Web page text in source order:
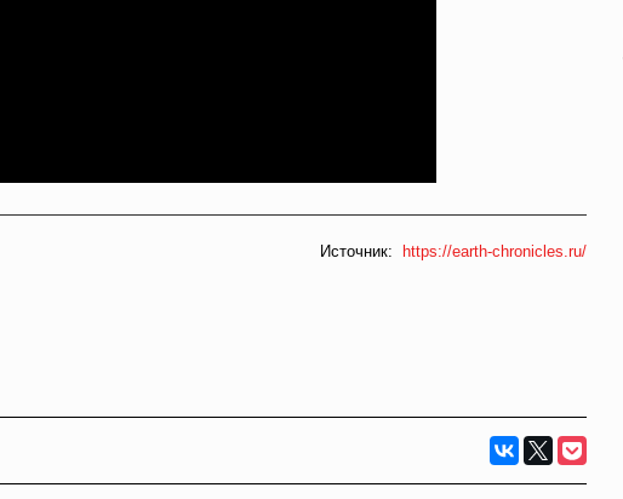
Источник: https://earth-chronicles.ru/